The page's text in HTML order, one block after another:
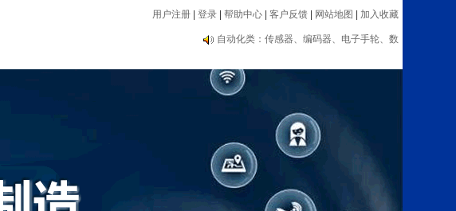
用户注册 登录 帮助中心 客户反馈 网站地图 加入收藏
编码器大品牌推荐：海德汉、内密控、欧姆
龙、光洋等
自动化类：传感器、编码器、电子手轮、数
龙、光洋等
自动化类：传感器、编码器、电子手轮、数
显表、测速器等设备